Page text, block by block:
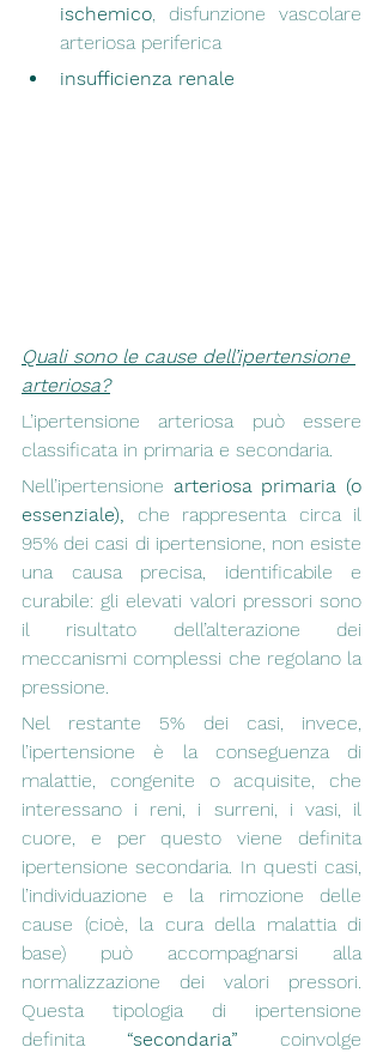
ischemico , disfunzione vascolare
arteriosa periferica
insufficienza renale
Quali sono le cause dell’ipertensione
arteriosa?
L’ipertensione arteriosa può essere
classificata in primaria e secondaria.
Nell’ipertensione arteriosa primaria (o
essenziale), che rappresenta circa il
95% dei casi di ipertensione, non esiste
una causa precisa, identificabile e
curabile: gli elevati valori pressori sono
il risultato dell’alterazione dei
meccanismi complessi che regolano la
pressione.
Nel restante 5% dei casi, invece,
l’ipertensione è la conseguenza di
malattie, congenite o acquisite, che
interessano i reni, i surreni, i vasi, il
cuore, e per questo viene definita
ipertensione secondaria. In questi casi,
l’individuazione e la rimozione delle
cause (cioè, la cura della malattia di
base) può accompagnarsi alla
normalizzazione dei valori pressori.
Questa tipologia di ipertensione
definita “secondaria” coinvolge